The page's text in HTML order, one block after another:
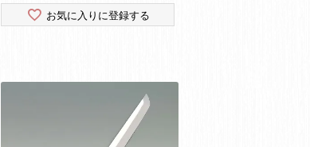
お気に入りに登録する